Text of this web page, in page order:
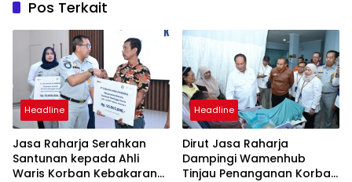
Pos Terkait
Headline
Jasa Raharja Serahkan
Santunan kepada Ahli
Waris Korban Kebakaran
Headline
Dirut Jasa Raharja
Dampingi Wamenhub
Tinjau Penanganan Korban